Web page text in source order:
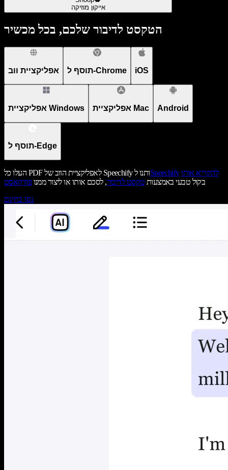
אייקון מוזיקה
הטקסט לדיבור שלכם, בכל מכשיר
אפליקציית ווב תוסף ל-Chrome iOS
אפליקציית Windows אפליקציית Mac Android
תוסף ל-Edge
העלו כל PDF לאפליקציית הווב של Speechify ותנו לSpeechify להקריא אותו
בקול טבעי באמצעות טקסט לדיבור, לסכם אותו או ליצור ממנופודקאסט
נסו בחינם